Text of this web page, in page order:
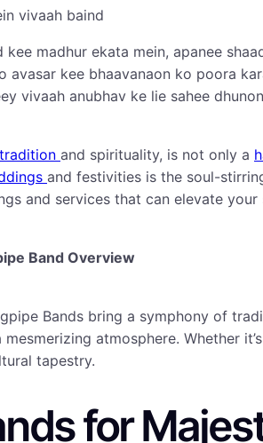
vivaah baind
madhur ekata mein, apanee
avasar kee bhaavanaon ko poora
vivaah anubhav ke lie sahee
tradition and spirituality, is not only a
and festivities is the soul-
and services that can elevate
Band Overview
Bands bring a symphony of
atmosphere. Whether
tapestry.
for